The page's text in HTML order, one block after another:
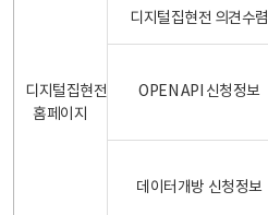
디지털집현전
홈페이지
디지털집현전 의견수렴
OPEN API 신청정보
데이터개방 신청정보